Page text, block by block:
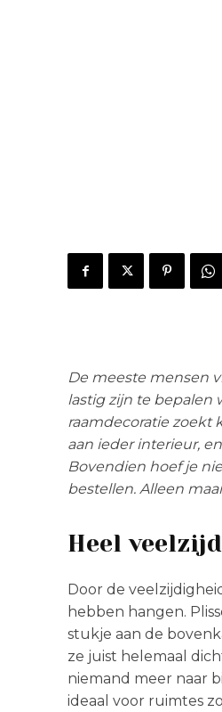
De meeste mensen
lastig zijn te bepalen
raamdecoratie zoekt
aan ieder interieur,
Bovendien hoef je
bestellen. Alleen
Heel
Door de
hebben hangen.
stukje aan de
ze juist helemaal
niemand meer naar
ideaal voor ruimtes